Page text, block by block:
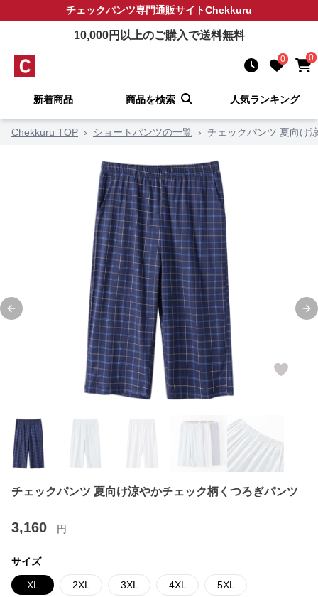
チェックパンツ専門通販サイトChekkuru
10,000円以上のご購入で送料無料
0 0
新着商品 商品を検索 人気ランキング
Chekkuru TOP › ショートパンツの一覧 › チェックパンツ 夏向け
Previous slide
チェックパンツ 夏向け涼やかチェック柄くつろぎパンツ
3,160 円
サイズ
XL 2XL 3XL 4XL 5XL